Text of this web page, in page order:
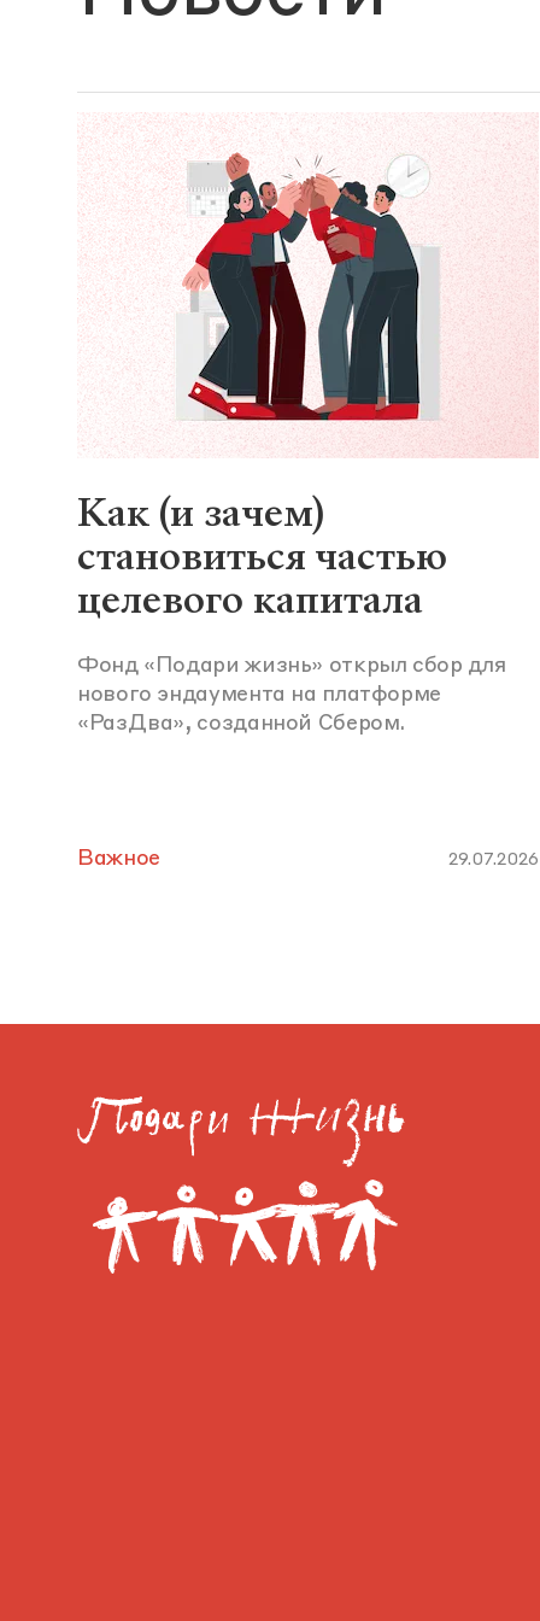
Как (и зачем)
становиться частью
целевого капитала
Фонд «Подари жизнь» открыл сбор для
нового эндаумента на платформе
«РазДва», созданной Сбером.
Важное 29.07.2026